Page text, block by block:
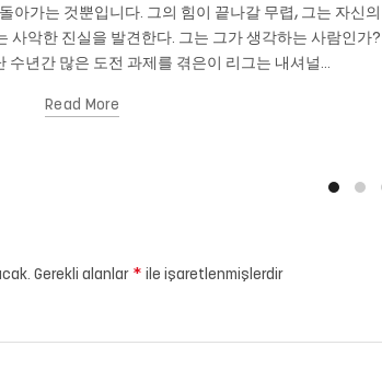
아가는 것뿐입니다. 그의 힘이 끝나갈 무렵, 그는 자신의
사악한 진실을 발견한다. 그는 그가 생각하는 사람인가?
수년간 많은 도전 과제를 겪은이 리그는 내셔널...
Read More
Gerekli alanlar * ile işaretlenmişlerdir